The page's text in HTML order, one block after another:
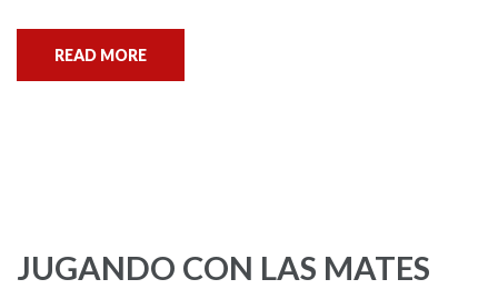
READ MORE
JUGANDO CON LAS MATES